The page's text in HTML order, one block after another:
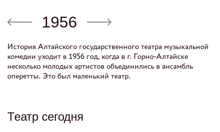
1956
История Алтайского государственного театра музыкальной
комедии уходит в 1956 год, когда в г. Горно-Алтайске
несколько молодых артистов объединились в ансамбль
оперетты. Это был маленький театр.
Театр сегодня